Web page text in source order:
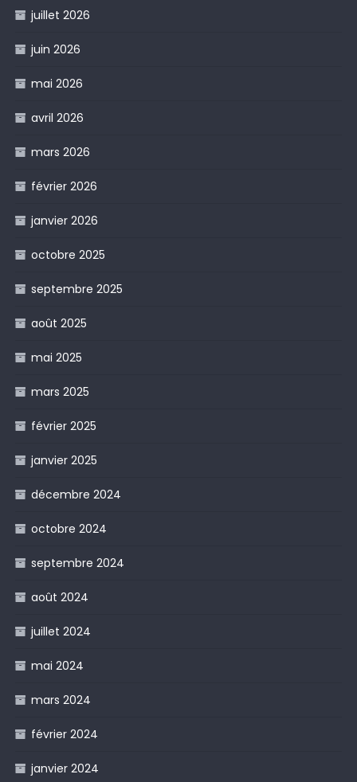
juillet 2026
juin 2026
mai 2026
avril 2026
mars 2026
février 2026
janvier 2026
octobre 2025
septembre 2025
août 2025
mai 2025
mars 2025
février 2025
janvier 2025
décembre 2024
octobre 2024
septembre 2024
août 2024
juillet 2024
mai 2024
mars 2024
février 2024
janvier 2024